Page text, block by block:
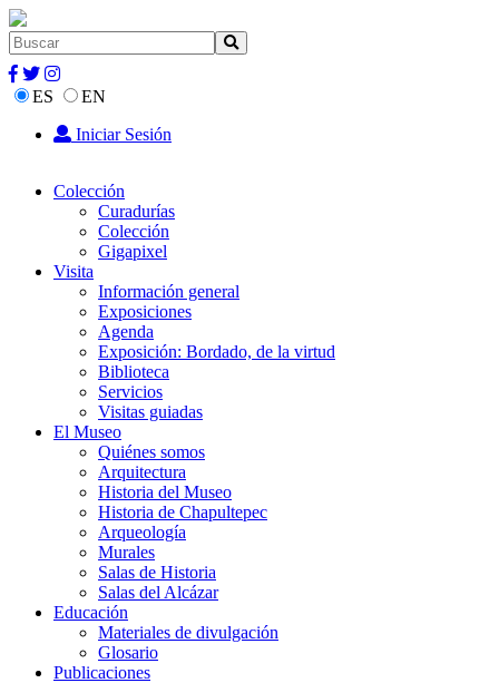
ES
EN
Iniciar Sesión
Colección
Curadurías
Colección
Gigapixel
Visita
Información general
Exposiciones
Agenda
Exposición: Bordado, de la virtud
Biblioteca
Servicios
Visitas guiadas
El Museo
Quiénes somos
Arquitectura
Historia del Museo
Historia de Chapultepec
Arqueología
Murales
Salas de Historia
Salas del Alcázar
Educación
Materiales de divulgación
Glosario
Publicaciones